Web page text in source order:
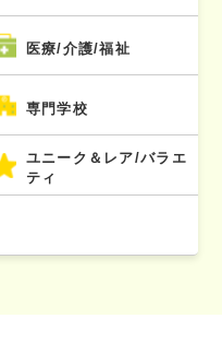
医療/介護/福祉
専門学校
ユニーク＆レア/バラエ
ティ